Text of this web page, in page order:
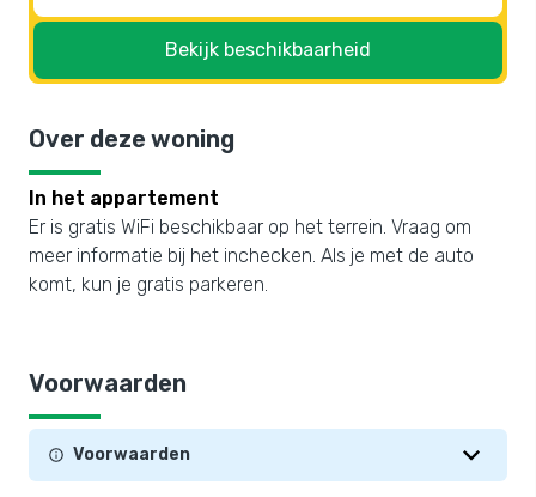
Bekijk beschikbaarheid
Over deze woning
In het appartement
Er is gratis WiFi beschikbaar op het terrein. Vraag om
meer informatie bij het inchecken. Als je met de auto
komt, kun je gratis parkeren.
Voorwaarden
Voorwaarden